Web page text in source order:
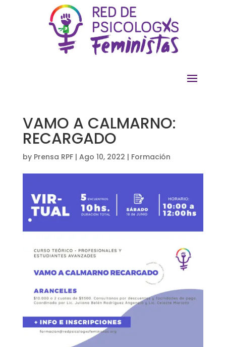
VAMO A CALMARNO:
RECARGADO
by Prensa RPF| Ago 10, 2022 | Formación